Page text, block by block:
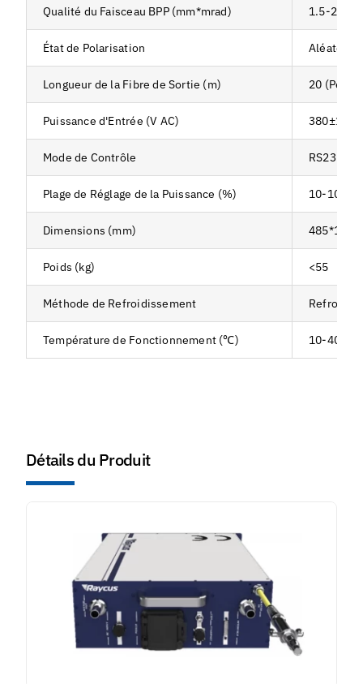
Qualité du Faisceau BPP (mm*mrad) 1.5-2
État de Polarisation Aléatoire
Longueur de la Fibre de Sortie (m) 20
Puissance d'Entrée (V AC)
Mode de Contrôle RS232,
Plage de Réglage de la Puissance (%) 10-100
Dimensions (mm)
Poids (kg) <55
Méthode de Refroidissement
Température de Fonctionnement (℃) 10-40
Détails du Produit